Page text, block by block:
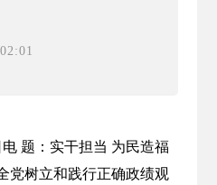
电 题：实干担当 为民造福
树立和践行正确政绩观